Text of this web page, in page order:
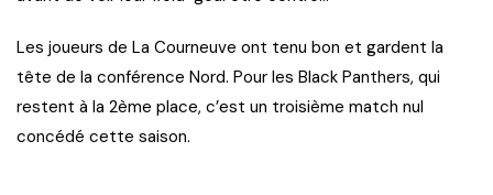
Les joueurs de La Courneuve ont tenu bon et gardent la
tête de la conférence Nord. Pour les Black Panthers, qui
restent à la 2ème place, c’est un troisième match nul
concédé cette saison.